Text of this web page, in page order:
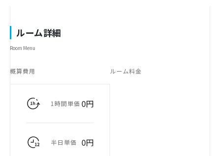
ルーム詳細
Room Menu
概算費用
1時間単価 0円
半日単価 0円
ルーム料金